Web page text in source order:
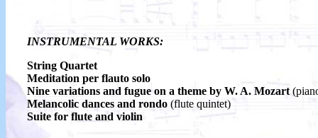
INSTRUMENTAL WORKS:
String Quartet
Meditation per flauto solo
Nine variations and fugue on a theme by W. A. Mozart
Melancolic dances and rondo (flute quintet)
Suite for flute and violin